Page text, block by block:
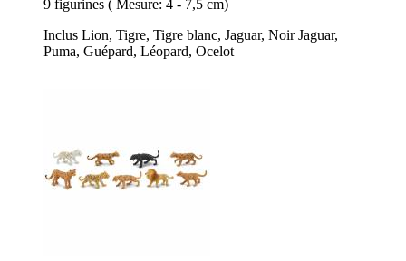
9 figurines ( Mesure: 4 - 7,5 cm)
Inclus Lion, Tigre, Tigre blanc, Jaguar, Noir Jaguar,
Puma, Guépard, Léopard, Ocelot